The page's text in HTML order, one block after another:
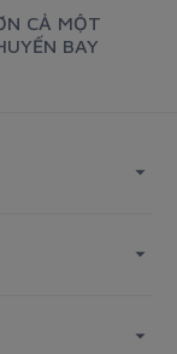
CẢ MỘT
BAY